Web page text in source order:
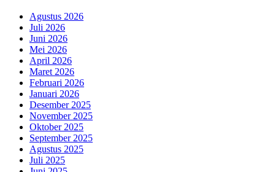
Agustus 2026
Juli 2026
Juni 2026
Mei 2026
April 2026
Maret 2026
Februari 2026
Januari 2026
Desember 2025
November 2025
Oktober 2025
September 2025
Agustus 2025
Juli 2025